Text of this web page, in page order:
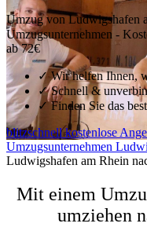
Umzug von Ludwigshafen
Umzugsunternehmen -
ab 72€
✓ Wir helfen Ihnen,
✓Schnell &
✓Finden Sie das
blitzschnell kostenlose
Umzugsunternehmen
Ludwigshafen am Rhein
Mit einem
umziehen